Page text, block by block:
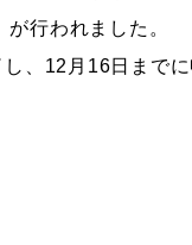
行われました。
、12月16日まで